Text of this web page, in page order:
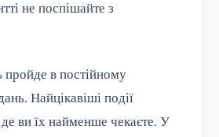
не поспішайте з
пройде в постійному
Найцікавіші події
де ви їх найменше чекаєте. У